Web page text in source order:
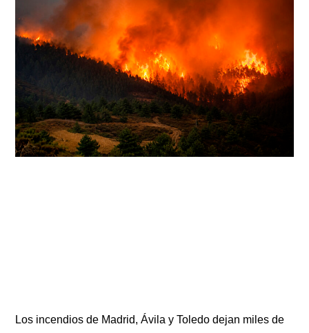
Los incendios de Madrid, Ávila y Toledo dejan miles de